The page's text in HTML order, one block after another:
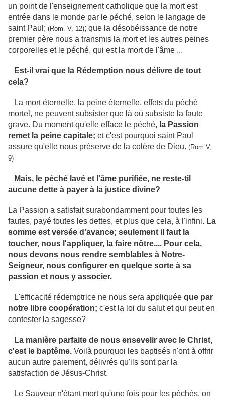
un point de l'enseignement catholique que la mort est
entrée dans le monde par le péché, selon le langage de
saint Paul; (Rom. V, 12); que la désobéissance de notre
premier père nous a transmis la mort et les autres peines
corporelles et le péché, qui est la mort de l'âme ...
Est-il vrai que la Rédemption nous délivre de tout
cela?
La mort éternelle, la peine éternelle, effets du péché
mortel, ne peuvent subsister que là où subsiste la faute
grave. Du moment qu'elle efface le péché, la Passion
remet la peine capitale; et c'est pourquoi saint Paul
assure qu'elle nous préserve de la colère de Dieu. (Rom V,
9)
Mais, le péché lavé et l'âme purifiée, ne reste-til
aucune dette à payer à la justice divine?
La Passion a satisfait surabondamment pour toutes les
fautes, payé toutes les dettes, et plus que cela, à l'infini. La
somme est versée d'avance; seulement il faut la
toucher, nous l'appliquer, la faire nôtre.... Pour cela,
nous devons nous rendre semblables à Notre-
Seigneur, nous configurer en quelque sorte à sa
passion et nous y associer.
L'efficacité rédemptrice ne nous sera appliquée que par
notre libre coopération; c'est la loi du salut et qui peut en
contester la sagesse?
La manière parfaite de nous ensevelir avec le Christ,
c'est le baptême. Voilà pourquoi les baptisés n'ont à offrir
aucun autre paiement, délivrés qu'ils sont par la
satisfaction de Jésus-Christ.
Le Sauveur n'étant mort qu'une fois pour les péchés, on